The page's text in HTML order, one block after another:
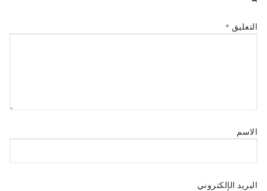
التعليق *
الاسم
البريد الإلكتروني